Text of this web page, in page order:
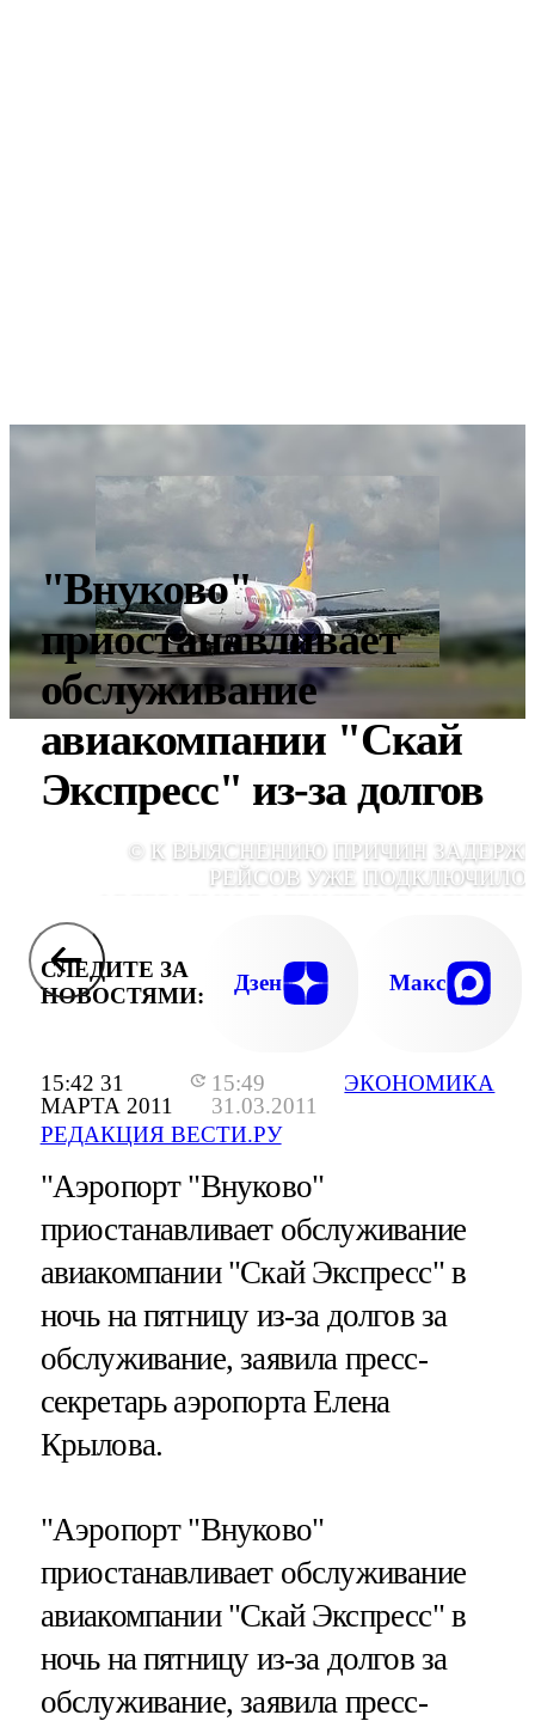
15:42 31
МАРТА 2011
15:49
31.03.2011
РЕДАКЦИЯ ВЕСТИ.РУ
ЭКОНОМИКА
"Внуково"
приостанавливает
обслуживание
авиакомпании "Скай
Экспресс" из-за долгов
© К ВЫЯСНЕНИЮ ПРИЧИН
РЕЙСОВ УЖЕ
СЛЕДИТЕ ЗА
НОВОСТЯМИ:
Дзен Макс
"Аэропорт "Внуково"
приостанавливает обслуживание
авиакомпании "Скай Экспресс" в
ночь на пятницу из-за долгов за
обслуживание, заявила пресс-
секретарь аэропорта Елена
Крылова.
"Аэропорт "Внуково"
приостанавливает обслуживание
авиакомпании "Скай Экспресс" в
ночь на пятницу из-за долгов за
обслуживание, заявила пресс-